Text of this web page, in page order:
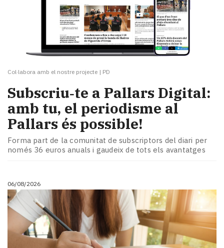
Col·labora amb el nostre projecte | PD
Subscriu‑te a Pallars Digital:
amb tu, el periodisme al
Pallars és possible!
Forma part de la comunitat de subscriptors del diari per
només 36 euros anuals i gaudeix de tots els avantatges
06/08/2026